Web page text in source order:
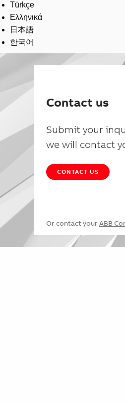
Türkçe
Ελληνικά
日本語
한국어
Contact us
Submit your
we will contact
CONTACT US
Or contact your ABB